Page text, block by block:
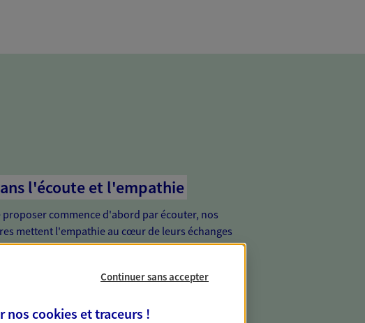
l'écoute et l'empathie
proposer commence d'abord par écouter, nos
mettent l'empathie au cœur de leurs échanges
comprendre vos besoins et mieux vous soutenir
de vous, tout simplement
Continuer sans accepter
nos cookies et traceurs !